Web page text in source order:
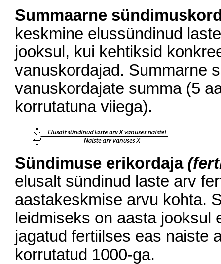
Summaarne
keskmine elussündinud
jooksul, kui kehtiksid
vanuskordajad. Summarne
vanuskordajate summa (5
korrutatuna viiega).
Sündimuse erikordaja
elusalt sündinud laste arv
aastakeskmise arvu kohta.
leidmiseks on aasta jooksul
jagatud fertiilses eas naiste
korrutatud 1000-ga.